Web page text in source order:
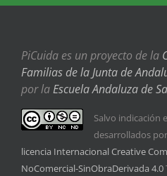
PiCuida es un proyecto de la
Familias de la Junta de
por laEscuela Andaluza de
Salvo indicación
desarrollados
licencia Internacional Creative
NoComercial-SinObraDerivada 4.0